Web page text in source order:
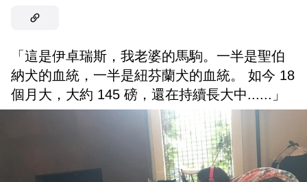
「這是伊卓瑞斯，我老婆的馬駒。一半是聖伯
納犬的血統，一半是紐芬蘭犬的血統。 如今 18
個月大，大約 145 磅，還在持續長大中......」